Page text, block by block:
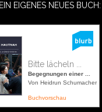
EIGENES NEUES BUCH:
Bitte lächeln ...
Begegnungen einer ...
Von Heidrun Schumacher
Buchvorschau